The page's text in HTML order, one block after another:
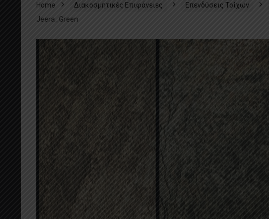
Home Διακοσμητικές Επιφάνειες Επενδύσεις Τοίχων
Jeera_Green